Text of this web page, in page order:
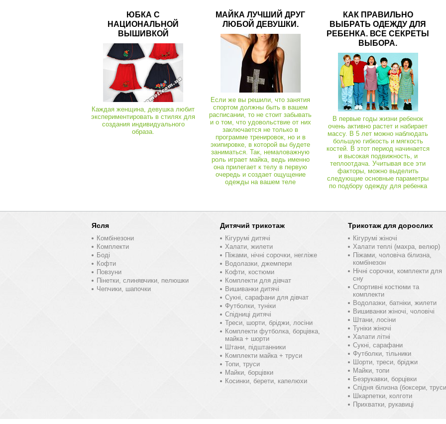
03665
Халати теплі (махра, велюр)
03631
Халати теплі (махра, велюр)
Халат Комфорт велсофт
Піжама Кігурумі Панда
03233
Піжами, чоловіча білизна, комбінезон
01538
Кофти, костюми
Худі для дівчинки тринитка
03924
Халати теплі (махра, велюр)
Халат Надія велюр
Кофти, костюми
ЮБКА С
НАЦИОНАЛЬНОЙ
ВЫШИВКОЙ
Каждая женщина, девушка любит
экспериментировать в стилях для
создания индивидуального
образа.
МАЙКА ЛУЧШИЙ ДРУГ
ЛЮБОЙ ДЕВУШКИ.
Если же вы решили, что занятия
спортом должны быть в вашем
расписании, то не стоит забывать
и о том, что удовольствие от них
заключается не только в
программе тренировок, но и в
экипировке, в которой вы будете
заниматься. Так, немаловажную
роль играет майка, ведь именно
она прилегает к телу в первую
очередь и создает ощущение
одежды на вашем теле
КАК ПРАВИЛЬНО
ВЫБРАТЬ ОДЕЖДУ ДЛЯ
РЕБЕНКА. ВСЕ СЕКРЕТЫ
ВЫБОРА.
В первые годы жизни ребенок
очень активно растет и набирает
массу. В 5 лет можно наблюдать
большую гибкость и мягкость
костей. В этот период начинается
и высокая подвижность, и
теплоотдача. Учитывая все эти
факторы, можно выделить
следующие основные параметры
по подбору одежду для ребенка
Ясля
Комбінезони
Комплекти
Боді
Кофти
Повзуни
Пінетки, слинявчики, пелюшки
Чепчики, шапочки
Дитячий трикотаж
Кігурумі дитячі
Халати, жилети
Піжами, нічні сорочки, негліже
Водолазки, джемпери
Кофти, костюми
Комплекти для дівчат
Вишиванки дитячі
Сукні, сарафани для дівчат
Футболки, туніки
Спідниці дитячі
Треси, шорти, бріджи, лосіни
Комплекти футболка, борцівка,
майка + шорти
Штани, підштанники
Комплекти майка + труси
Топи, труси
Майки, борцівки
Косинки, берети, капелюхи
Трикотаж для дорослих
Кігурумі жіночі
Халати теплі (махра, велюр)
Піжами, чоловіча білизна,
комбінезон
Нічні сорочки, комплекти для
сну
Спортивні костюми та
комплекти
Водолазки, батніки, жилети
Вишиванки жіночі, чоловічі
Штани, лосіни
Туніки жіночі
Халати літні
Сукні, сарафани
Футболки, тільники
Шорти, треси, бріджи
Майки, топи
Безрукавки, борцівки
Спідня білизна (боксери,
Шкарпетки, колготи
Прихватки, рукавиці